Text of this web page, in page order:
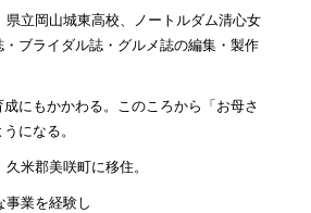
県立岡山城東高校、ノートルダム清心女
ブライダル誌・グルメ誌の編集・製作
にもかかわる。このころから「お母さ
になる。
米郡美咲町に移住。
業を経験し